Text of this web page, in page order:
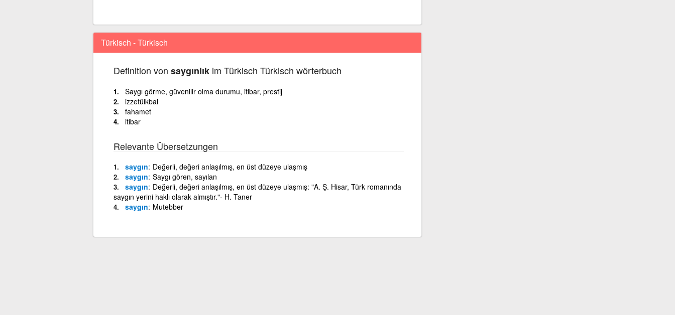
Türkisch - Türkisch
Definition von saygınlıkim Türkisch Türkisch wörterbuch
Saygı görme, güvenilir olma durumu, itibar, prestij
izzetüikbal
fahamet
itibar
Relevante Übersetzungen
saygın Değerli, değeri anlaşılmış, en üst düzeye ulaşmış
saygın Saygı gören, sayılan
saygın Değerli, değeri anlaşılmış, en üst düzeye ulaşmış: "A. Ş. Hisar, Türk romanında
saygın yerini haklı olarak almıştır."- H. Taner
saygın Mutebber